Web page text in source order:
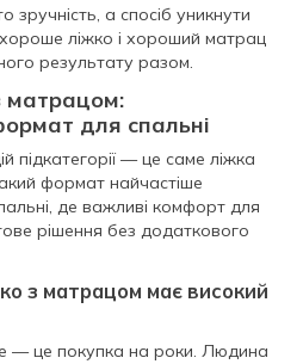
а спосіб уникнути
ліжко і хороший матрац
результату разом.
матрацом:
для спальні
підкатегорії — це саме ліжка
формат найчастіше
де важливі комфорт для
рішення без додаткового
з матрацом має високий
— це покупка на роки. Людина